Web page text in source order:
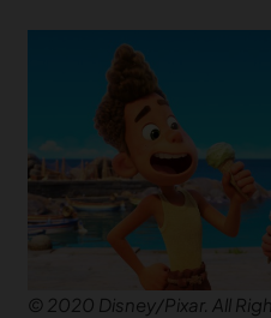
© 2020 Disney/Pixar. All